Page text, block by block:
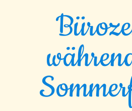
Nachmi-
Freiwilligen